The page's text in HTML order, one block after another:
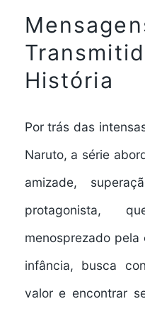
História
Por trás das
Naruto, a série
amizade,
protagonista,
menosprezado pela
infância, busca
valor e encontrar